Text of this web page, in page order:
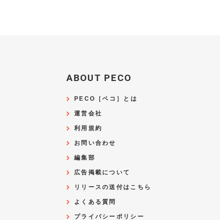
ABOUT PECO
PECO［ペコ］とは
運営会社
利用規約
お問い合わせ
編集部
広告掲載について
リリースの送付はこちら
よくある質問
プライバシーポリシー